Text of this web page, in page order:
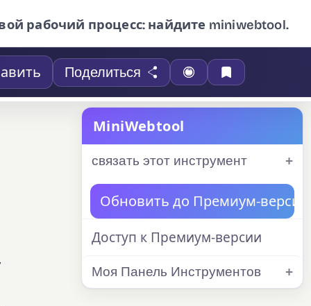
рабочий процесс: найдите miniwebtool.
Поделиться
MiniWebtool
связать этот инструмент
Обновить до Премиум-версии
Доступ к Премиум-версии
Моя Панель Инструментов